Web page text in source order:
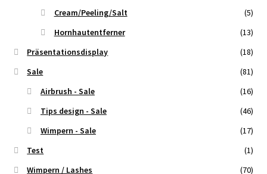
Cream/Peeling/Salt
(5)
Hornhautentferner
(13)
Präsentationsdisplay
(18)
Sale
(81)
Airbrush - Sale
(16)
Tips design - Sale
(46)
Wimpern - Sale
(17)
Test
(1)
Wimpern / Lashes
(70)